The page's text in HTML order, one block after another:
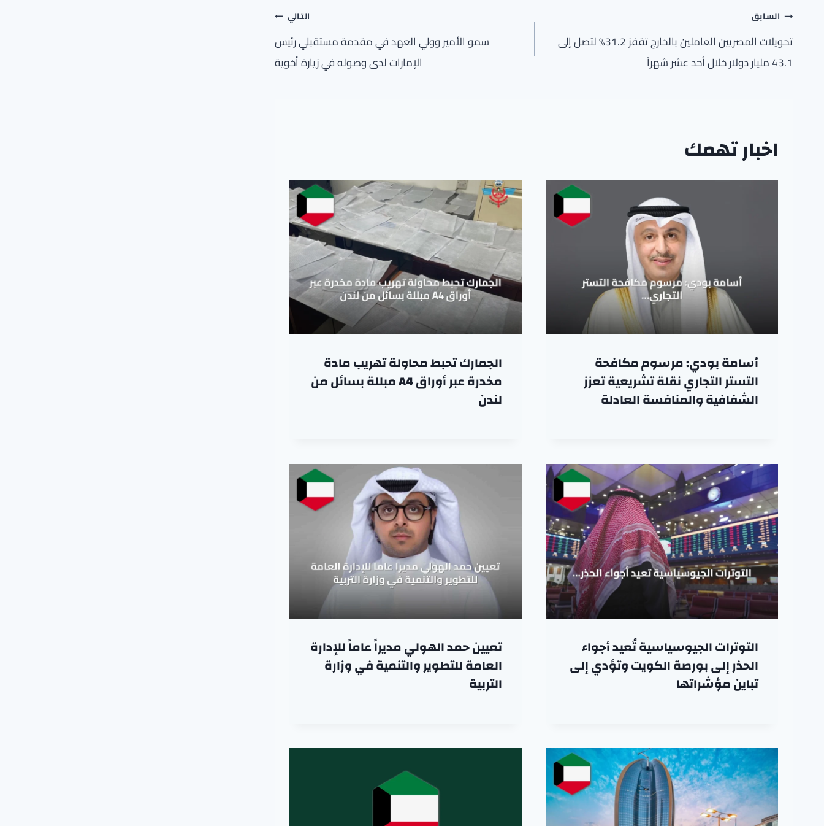
تصفّح
المقالات
السابق
تحويلات المصريين العاملين بالخارج تقفز 31.2% لتصل إلى
43.1 مليار دولار خلال أحد عشر شهراً
التالي
سمو الأمير وولي العهد في مقدمة مستقبلي رئيس
الإمارات لدى وصوله في زيارة أخوية
اخبار تهمك
أسامة بودي: مرسوم مكافحة
التستر التجاري نقلة تشريعية تعزز
الشفافية والمنافسة العادلة
الجمارك تحبط محاولة تهريب مادة
مخدرة عبر أوراق A4 مبللة بسائل من
لندن
التوترات الجيوسياسية تُعيد أجواء
الحذر إلى بورصة الكويت وتؤدي إلى
تباين مؤشراتها
تعيين حمد الهولي مديراً عاماً للإدارة
العامة للتطوير والتنمية في وزارة
التربية